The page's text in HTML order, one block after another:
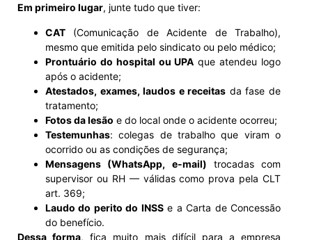
Em primeiro lugar, junte tudo que tiver:
CAT (Comunicação de Acidente de Trabalho),
mesmo que emitida pelo sindicato ou pelo médico;
Prontuário do hospital ou UPA que atendeu logo
após o acidente;
Atestados, exames, laudos e receitas da fase de
tratamento;
Fotos da lesão e do local onde o acidente ocorreu;
Testemunhas: colegas de trabalho que viram o
ocorrido ou as condições de segurança;
Mensagens (WhatsApp, e-mail) trocadas com
supervisor ou RH — válidas como prova pela CLT
art. 369;
Laudo do perito do INSSe a Carta de Concessão
do benefício.
Dessa forma, fica muito mais difícil para a empresa